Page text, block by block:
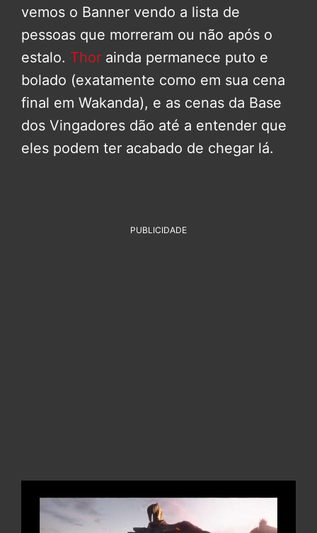
vemos o Banner vendo a lista de
pessoas que morreram ou não após o
estalo. Thor ainda permanece puto e
bolado (exatamente como em sua cena
final em Wakanda), e as cenas da Base
dos Vingadores dão até a entender que
eles podem ter acabado de chegar lá.
PUBLICIDADE